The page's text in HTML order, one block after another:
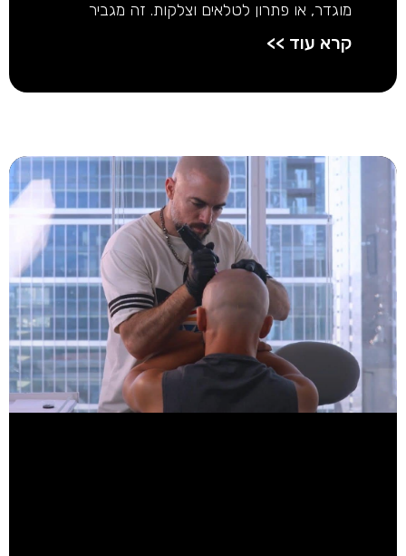
מוגדר, או פתרון לטלאים וצלקות. זה מגביר
קרא עוד >>